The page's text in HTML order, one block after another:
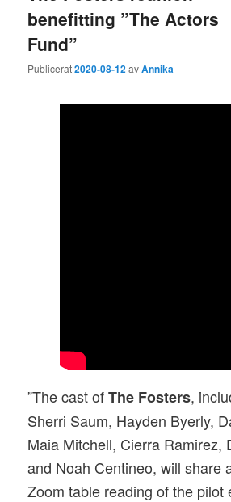
benefitting ”The Actors
Fund”
Publicerat2020-08-12avAnnika
”The cast ofThe Fosters,
Sherri Saum, Hayden Byerly,
Maia Mitchell, Cierra Ramirez,
and Noah Centineo, will share
Zoom table reading of the pilot